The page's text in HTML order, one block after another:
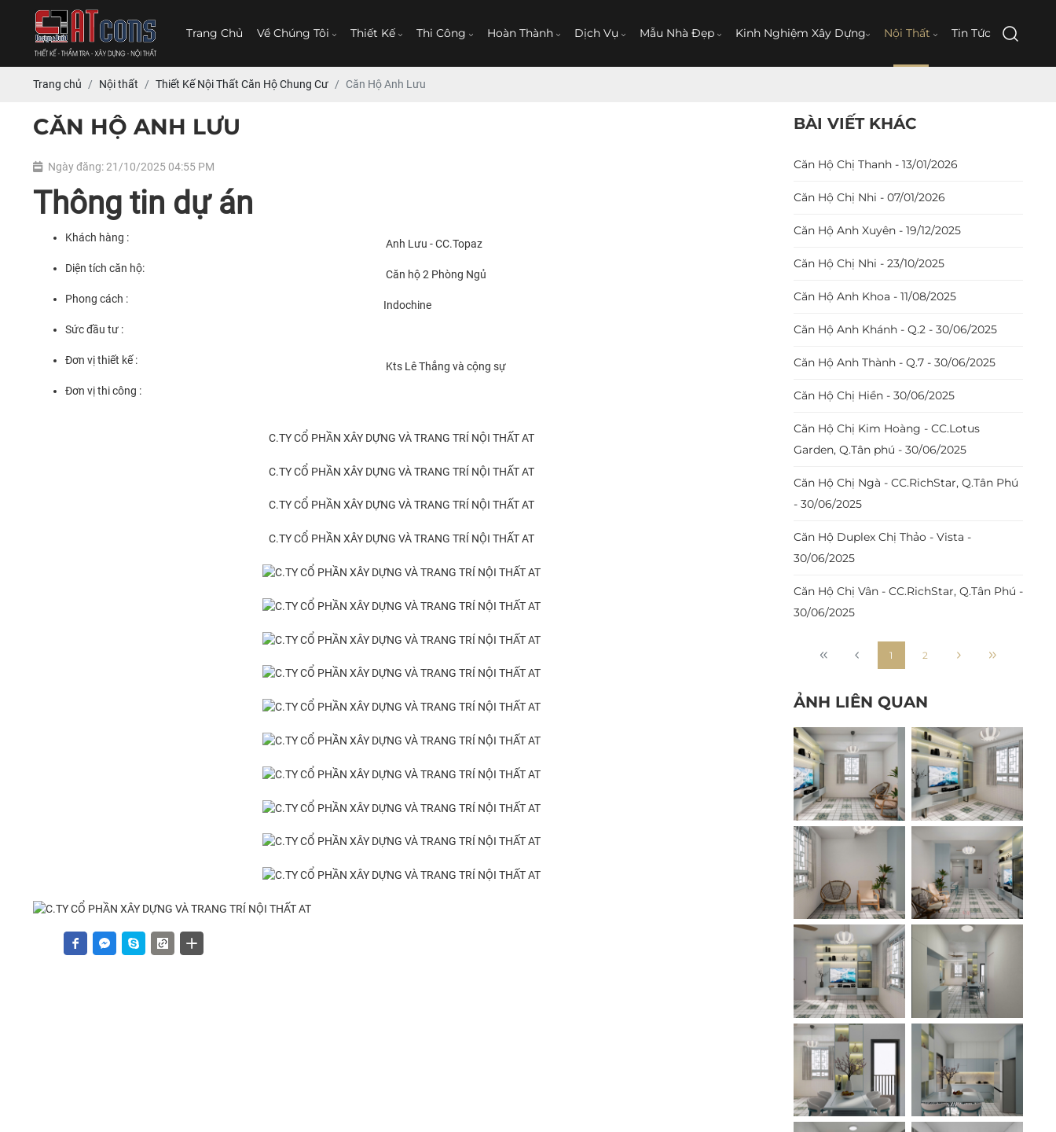
Trang Chủ Về Chúng Tôi Thiết Kế Thi Công Hoàn Thành Dịch Vụ Mẫu Nhà Đẹp Kinh Nghiệm Xây Dựng Nội Thất Tin Tức
Trang chủ Nội thất Thiết Kế Nội Thất Căn Hộ Chung Cư Căn Hộ Anh Lưu
CĂN HỘ ANH LƯU
Ngày đăng: 21/10/2025 04:55 PM
Thông tin dự án
Khách hàng :
Anh Lưu - CC.Topaz
Diện tích căn hộ:
Căn hộ 2 Phòng Ngủ
Phong cách :
Indochine
Sức đầu tư :
Đơn vị thiết kế :
Kts Lê Thắng và cộng sự
Đơn vị thi công :
BÀI VIẾT KHÁC
Căn Hộ Chị Thanh - 13/01/2026
Căn Hộ Chị Nhi - 07/01/2026
Căn Hộ Anh Xuyên - 19/12/2025
Căn Hộ Chị Nhi - 23/10/2025
Căn Hộ Anh Khoa - 11/08/2025
Căn Hộ Anh Khánh - Q.2 - 30/06/2025
Căn Hộ Anh Thành - Q.7 - 30/06/2025
Căn Hộ Chị Hiền - 30/06/2025
Căn Hộ Chị Kim Hoàng - CC.Lotus
Garden, Q.Tân phú - 30/06/2025
Căn Hộ Chị Ngà - CC.RichStar, Q.Tân Phú
- 30/06/2025
Căn Hộ Duplex Chị Thảo - Vista -
30/06/2025
Căn Hộ Chị Vân - CC.RichStar, Q.Tân Phú -
30/06/2025
1 2
ẢNH LIÊN QUAN